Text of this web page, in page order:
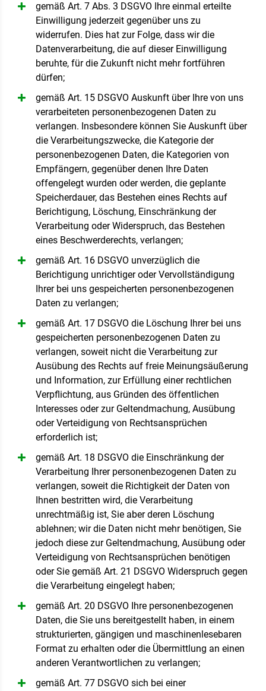
gemäß Art. 7 Abs. 3 DSGVO Ihre einmal erteilte
Einwilligung jederzeit gegenüber uns zu
widerrufen. Dies hat zur Folge, dass wir die
Datenverarbeitung, die auf dieser Einwilligung
beruhte, für die Zukunft nicht mehr fortführen
dürfen;
gemäß Art. 15 DSGVO Auskunft über Ihre von uns
verarbeiteten personenbezogenen Daten zu
verlangen. Insbesondere können Sie Auskunft über
die Verarbeitungszwecke, die Kategorie der
personenbezogenen Daten, die Kategorien von
Empfängern, gegenüber denen Ihre Daten
offengelegt wurden oder werden, die geplante
Speicherdauer, das Bestehen eines Rechts auf
Berichtigung, Löschung, Einschränkung der
Verarbeitung oder Widerspruch, das Bestehen
eines Beschwerderechts, verlangen;
gemäß Art. 16 DSGVO unverzüglich die
Berichtigung unrichtiger oder Vervollständigung
Ihrer bei uns gespeicherten personenbezogenen
Daten zu verlangen;
gemäß Art. 17 DSGVO die Löschung Ihrer bei uns
gespeicherten personenbezogenen Daten zu
verlangen, soweit nicht die Verarbeitung zur
Ausübung des Rechts auf freie Meinungsäußerung
und Information, zur Erfüllung einer rechtlichen
Verpflichtung, aus Gründen des öffentlichen
Interesses oder zur Geltendmachung, Ausübung
oder Verteidigung von Rechtsansprüchen
erforderlich ist;
gemäß Art. 18 DSGVO die Einschränkung der
Verarbeitung Ihrer personenbezogenen Daten zu
verlangen, soweit die Richtigkeit der Daten von
Ihnen bestritten wird, die Verarbeitung
unrechtmäßig ist, Sie aber deren Löschung
ablehnen; wir die Daten nicht mehr benötigen, Sie
jedoch diese zur Geltendmachung, Ausübung oder
Verteidigung von Rechtsansprüchen benötigen
oder Sie gemäß Art. 21 DSGVO Widerspruch gegen
die Verarbeitung eingelegt haben;
gemäß Art. 20 DSGVO Ihre personenbezogenen
Daten, die Sie uns bereitgestellt haben, in einem
strukturierten, gängigen und maschinenlesebaren
Format zu erhalten oder die Übermittlung an einen
anderen Verantwortlichen zu verlangen;
gemäß Art. 77 DSGVO sich bei einer